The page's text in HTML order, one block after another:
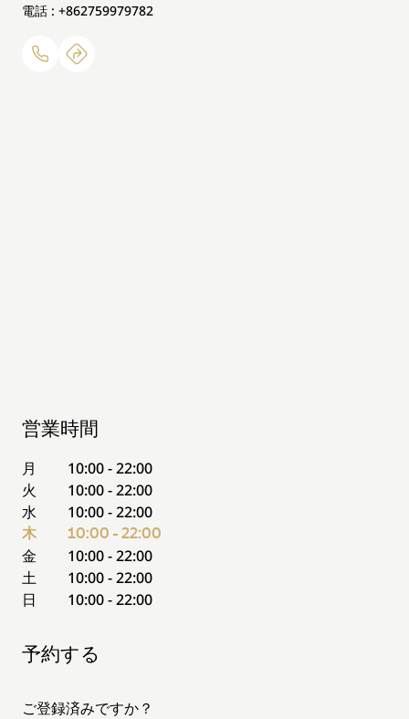
電話 : +862759979782
営業時間
月
10:00 - 22:00
火
10:00 - 22:00
水
10:00 - 22:00
木 10:00 - 22:00
金
10:00 - 22:00
土
10:00 - 22:00
日
10:00 - 22:00
予約する
ご登録済みですか？